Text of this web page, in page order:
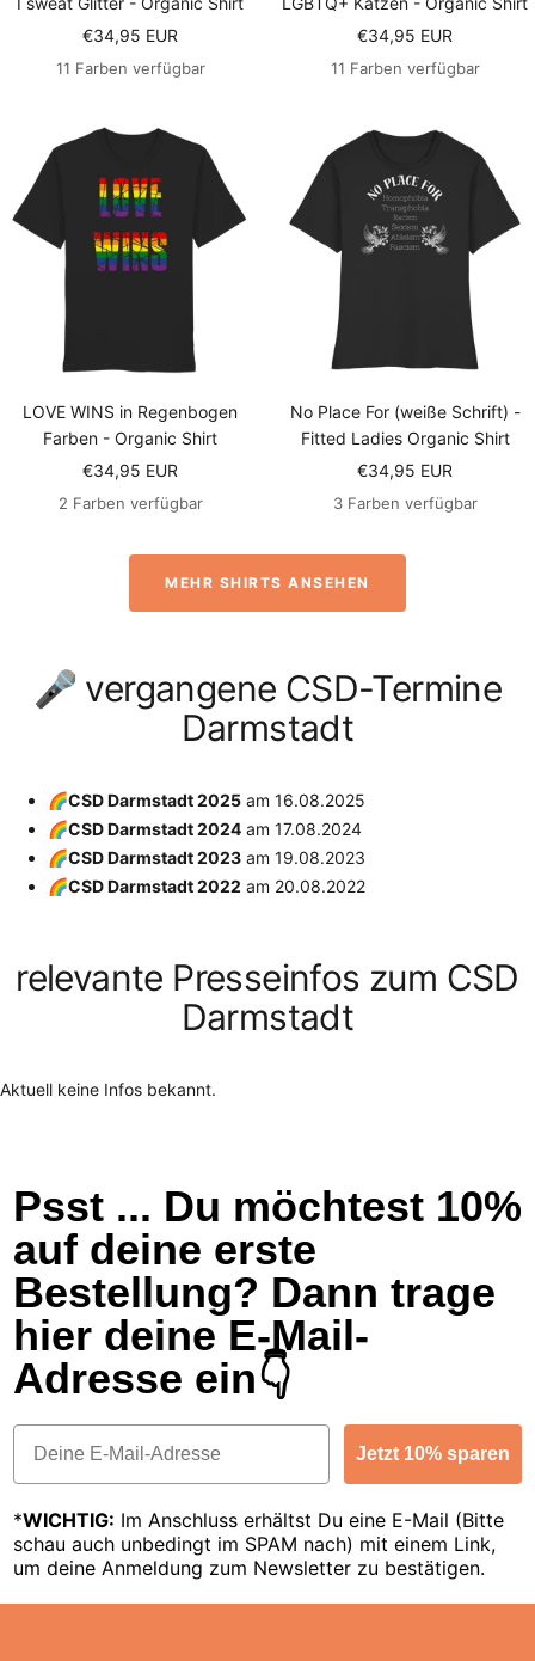
Angebotspreis
€34,95 EUR
11 Farben verfügbar
Angebotspreis
€34,95 EUR
11 Farben verfügbar
LOVE WINS in Regenbogen
Farben - Organic Shirt
Angebotspreis
€34,95 EUR
2 Farben verfügbar
No Place For (weiße Schrift) -
Fitted Ladies Organic Shirt
Angebotspreis
€34,95 EUR
3 Farben verfügbar
MEHR SHIRTS ANSEHEN
🎤 vergangene CSD-Termine
Darmstadt
🌈CSD Darmstadt 2025 am 16.08.2025
🌈CSD Darmstadt 2024 am 17.08.2024
🌈CSD Darmstadt 2023 am 19.08.2023
🌈CSD Darmstadt 2022 am 20.08.2022
relevante Presseinfos zum CSD
Darmstadt
Aktuell keine Infos bekannt.
Psst ... Du möchtest 10%
auf deine erste
Bestellung? Dann trage
hier deine E-Mail-
Adresse ein👇
Email
Jetzt 10% sparen
*WICHTIG: Im Anschluss erhältst Du eine E-Mail (Bitte
schau auch unbedingt im SPAM nach) mit einem Link,
um deine Anmeldung zum Newsletter zu bestätigen.